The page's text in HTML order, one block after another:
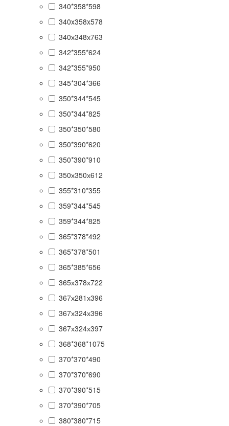
340*358*598
340x358x578
340х348х763
342*355*624
342*355*950
345*304*366
350*344*545
350*344*825
350*350*580
350*390*620
350*390*910
350х350х612
355*310*355
359*344*545
359*344*825
365*378*492
365*378*501
365*385*656
365х378х722
367х281х396
367х324х396
367х324х397
368*368*1075
370*370*490
370*370*690
370*390*515
370*390*705
380*380*715